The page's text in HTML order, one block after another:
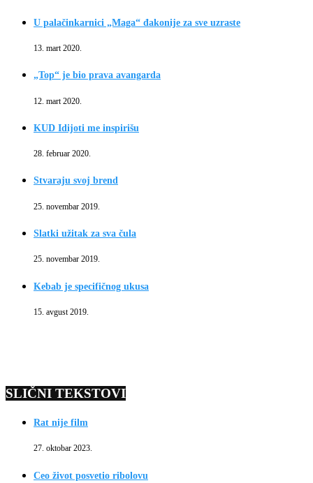
U palačinkarnici „Maga“ đakonije za sve uzraste
13. mart 2020.
„Top“ je bio prava avangarda
12. mart 2020.
KUD Idijoti me inspirišu
28. februar 2020.
Stvaraju svoj brend
25. novembar 2019.
Slatki užitak za sva čula
25. novembar 2019.
Kebab je specifičnog ukusa
15. avgust 2019.
SLIČNI TEKSTOVI
Rat nije film
27. oktobar 2023.
Ceo život posvetio ribolovu